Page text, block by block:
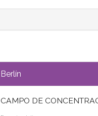
Berlín
CAMPO DE